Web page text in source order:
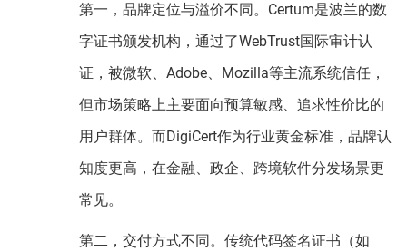
第一，品牌定位与溢价不同。Certum是波兰的数
字证书颁发机构，通过了WebTrust国际审计认
证，被微软、Adobe、Mozilla等主流系统信任，
但市场策略上主要面向预算敏感、追求性价比的
用户群体。而DigiCert作为行业黄金标准，品牌认
知度更高，在金融、政企、跨境软件分发场景更
常见。
第二，交付方式不同。传统代码签名证书（如